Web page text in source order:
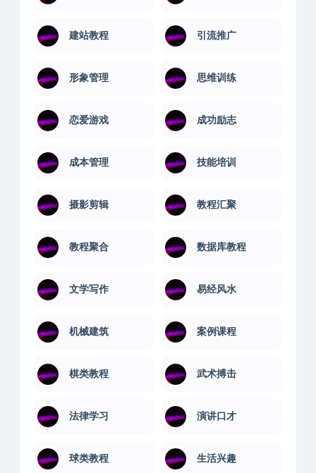
建站教程 引流推广
形象管理 思维训练
恋爱游戏 成功励志
成本管理 技能培训
摄影剪辑 教程汇聚
教程聚合 数据库教程
文学写作 易经风水
机械建筑 案例课程
棋类教程 武术搏击
法律学习 演讲口才
球类教程 生活兴趣